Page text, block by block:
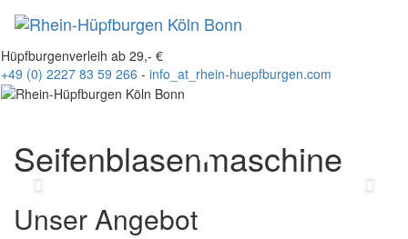
Hüpfburgenverleih ab 29,- €
+49 (0) 2227 83 59 266 - info _at_ rhein-huepfburgen.com
Seifenblasenmaschine
Zurück
Unser Angebot